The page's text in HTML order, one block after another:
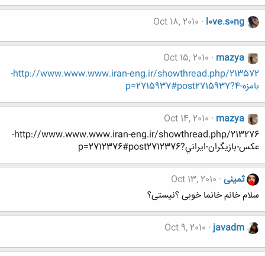
l0ve.s0ng
Oct 18, 2010
mazya
Oct 15, 2010
http://www.www.www.iran-eng.ir/showthread.php/213572-
بامزه-4?p=2715937#post2715937
mazya
Oct 14, 2010
http://www.www.www.iran-eng.ir/showthread.php/213276-
عکس-بازيگران-ايراني?p=2712376#post2712376
ثمینی Oct 13, 2010
سلام خانم خانما خوبی ؟نیستی؟
javadm
Oct 9, 2010